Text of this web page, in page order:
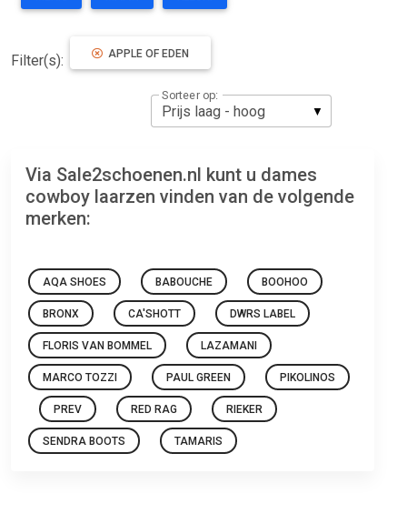
Filter(s): APPLE OF EDEN
Sorteer op:
Via Sale2schoenen.nl kunt u dames
cowboy laarzen vinden van de volgende
merken:
AQA SHOES BABOUCHE BOOHOO
BRONX CA'SHOTT DWRS LABEL
FLORIS VAN BOMMEL LAZAMANI
MARCO TOZZI PAUL GREEN PIKOLINOS
PREV RED RAG RIEKER
SENDRA BOOTS TAMARIS